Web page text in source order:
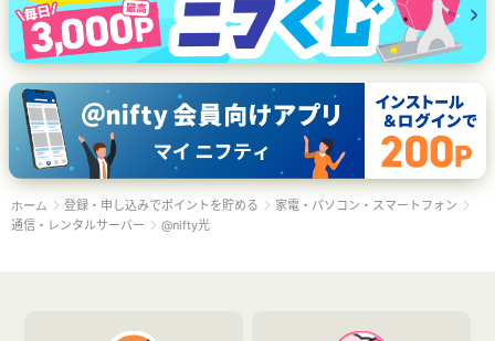
ホーム 登録・申し込みでポイントを貯める
家電・パソコン・スマートフォン
通信・レンタルサーバー
@nifty光